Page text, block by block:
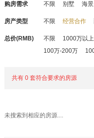
购房需求 不限 别墅 海
房产类型 不限 经营合作
总价(RMB) 不限 1000万以上
100万-200万
共有 0 套符合要求的房源
未搜索到相应的房源....